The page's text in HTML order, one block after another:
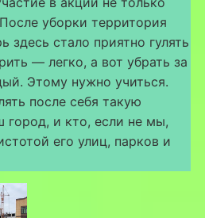
уборки территория
здесь стало приятно гулять
— легко, а вот убрать за
Этому нужно учиться.
после себя такую
город, и кто, если не мы,
его улиц, парков и